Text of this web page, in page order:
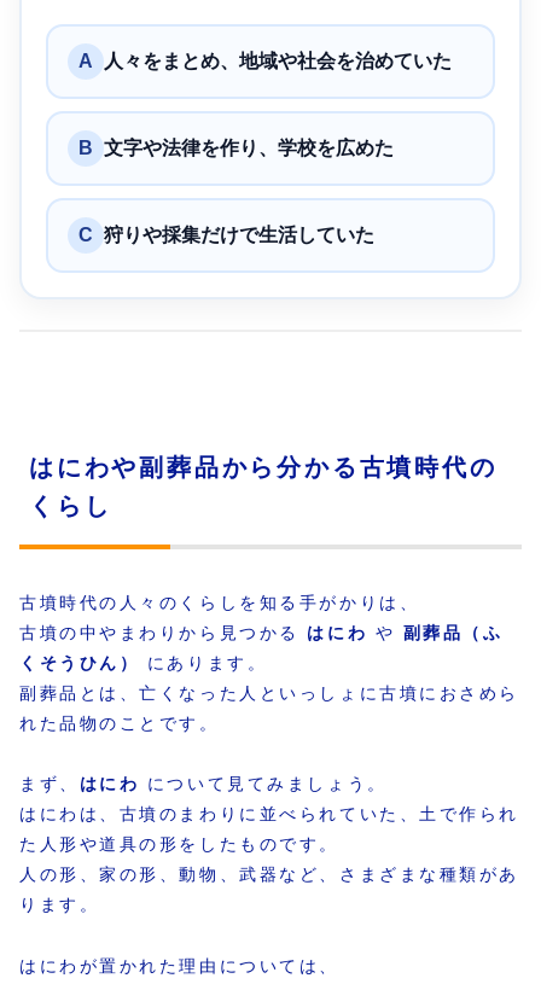
A 人々をまとめ、地域や社会を治めていた
B 文字や法律を作り、学校を広めた
C 狩りや採集だけで生活していた
はにわや副葬品から分かる古墳時代の
くらし
古墳時代の人々のくらしを知る手がかりは、
古墳の中やまわりから見つかる はにわ や 副葬品（ふ
くそうひん）
にあります。
副葬品とは、亡くなった人といっしょに古墳におさめら
れた品物のことです。
まず、 はにわ
について見てみましょう。
はにわは、古墳のまわりに並べられていた、土で作られ
た人形や道具の形をしたものです。
人の形、家の形、動物、武器など、さまざまな種類があ
ります。
はにわが置かれた理由については、